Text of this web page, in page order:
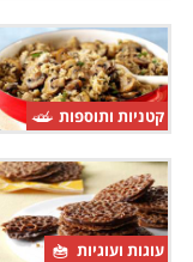
קטניות ותוספות
עוגות ועוגיות